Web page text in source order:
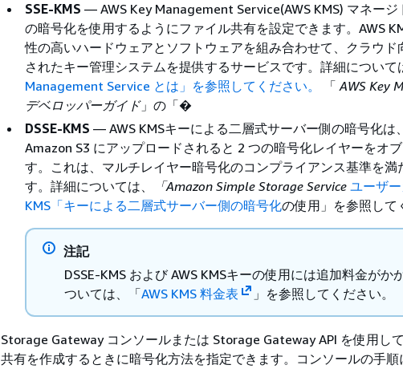
SSE-KMS — AWS Key Management Service(AWS KMS) マネージ
の暗号化を使用するようにファイル共有を設定できます。AWS
性の高いハードウェアとソフトウェアを組み合わせて、クラウド
されたキー管理システムを提供するサービスです。詳細について
Management Service とは」を参照してください。
「AWS Key
デベロッパーガイド」の「�
DSSE-KMS — AWS KMSキーによる二層式サーバー側の暗号化は
Amazon S3 にアップロードされると 2 つの暗号化レイヤーをオ
す。これは、マルチレイヤー暗号化のコンプライアンス基準を満
す。詳細については、
「Amazon Simple Storage Service ユーザ
KMS「キーによる二層式サーバー側の暗号化の使用」を参照して
注記
DSSE-KMS および AWS KMSキーの使用には追加料金がか
ついては、「AWS KMS 料金表 」を参照してください。
Storage Gateway コンソールまたは Storage Gateway API を使用し
共有を作成するときに暗号化方法を指定できます。コンソールの手順